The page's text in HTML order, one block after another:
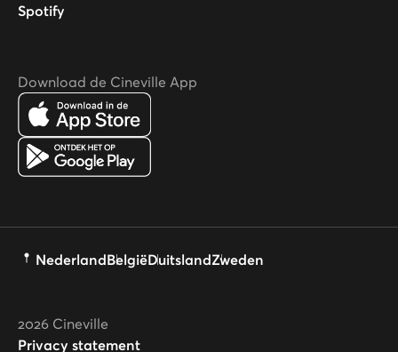
Spotify
Download de Cineville App
NederlandBelgiëDuitslandZweden
2026 Cineville
Privacy statement